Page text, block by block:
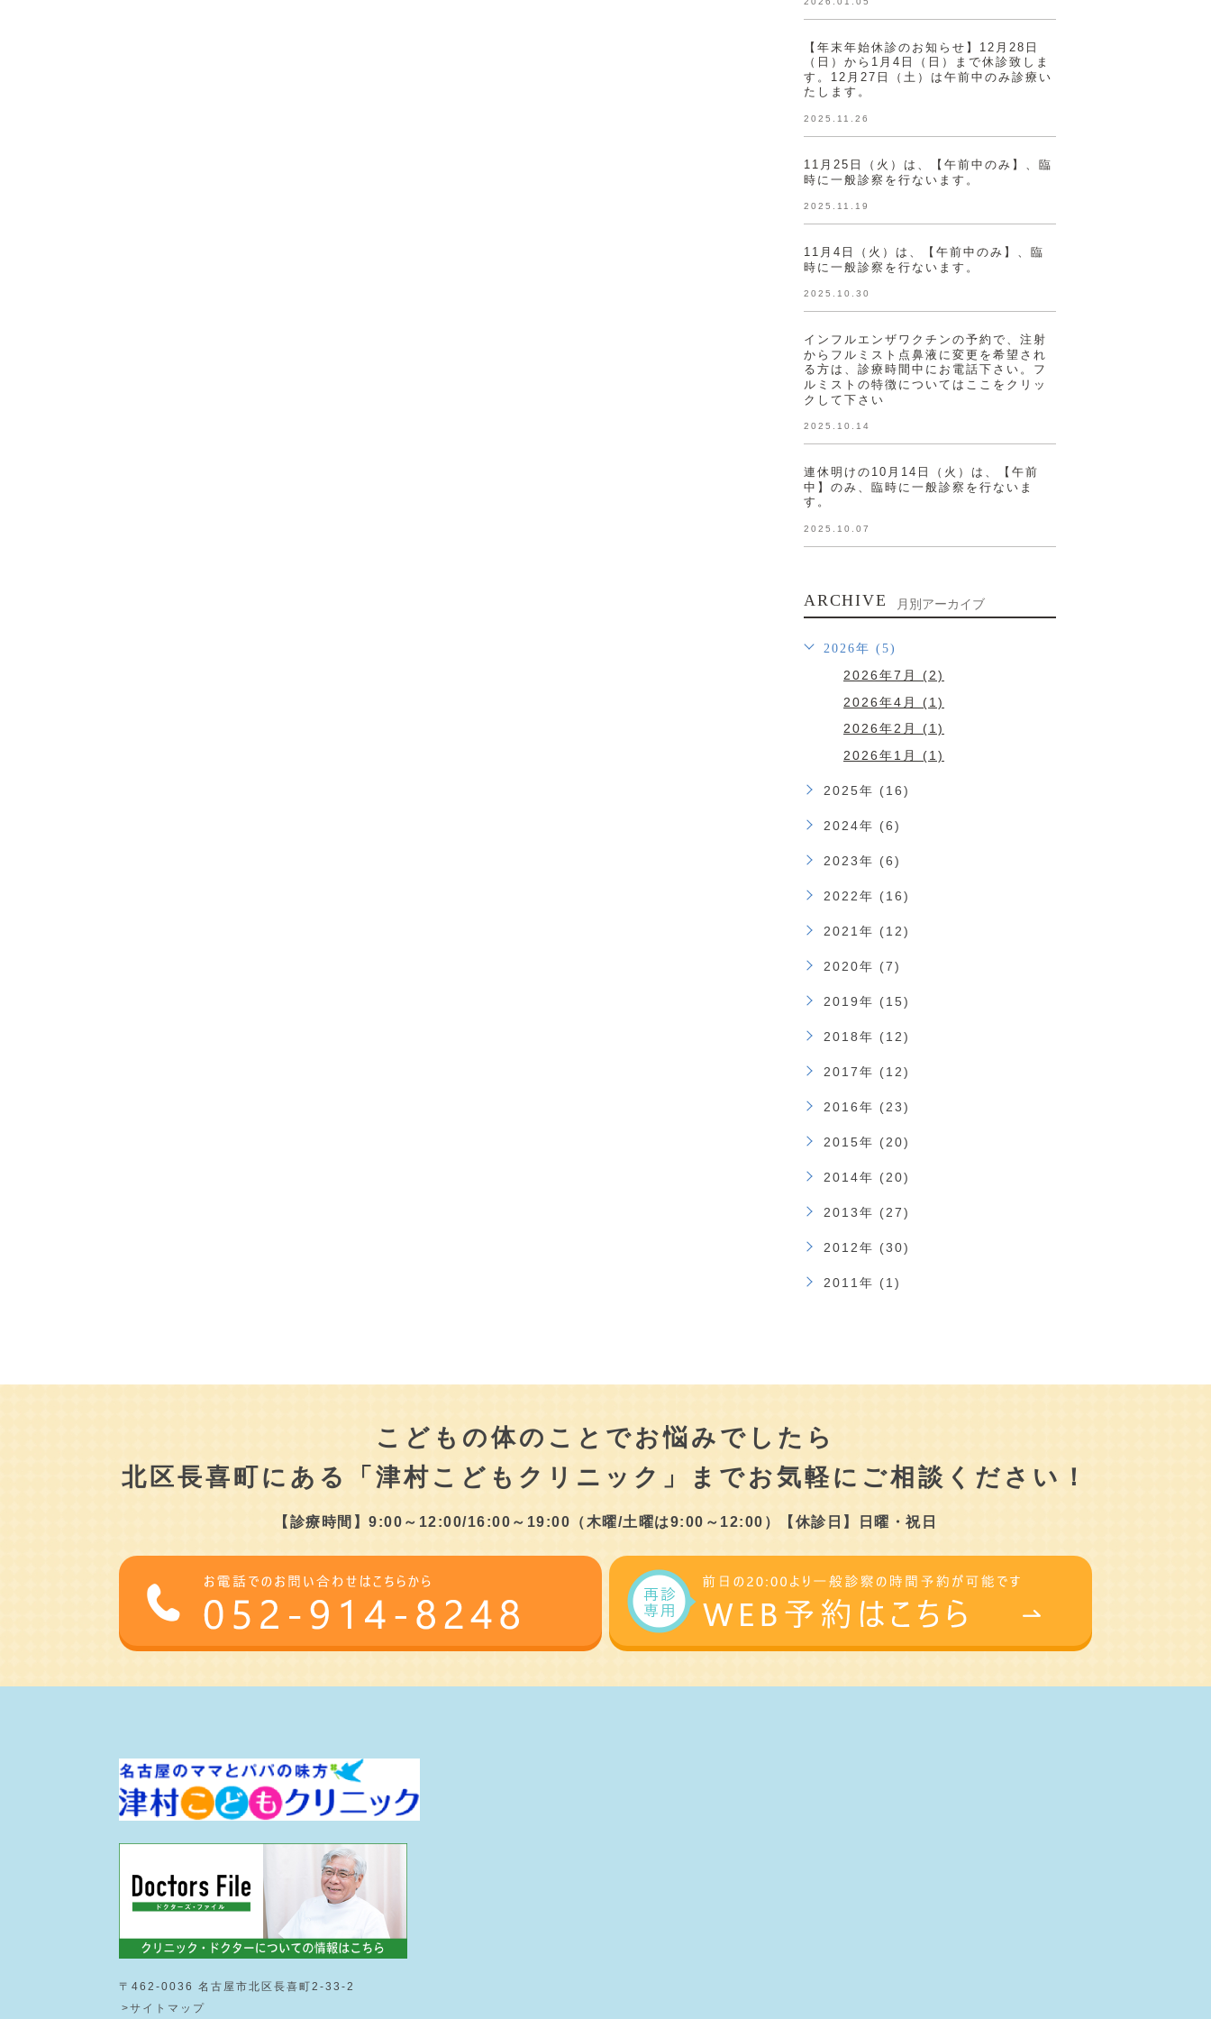
【年末年始休診のお知らせ】12月28日
（日）から1月4日（日）まで休診致しま
す。12月27日（土）は午前中のみ診療い
たします。
2025.11.26
11月25日（火）は、【午前中のみ】、臨
時に一般診察を行ないます。
2025.11.19
11月4日（火）は、【午前中のみ】、臨
時に一般診察を行ないます。
2025.10.30
インフルエンザワクチンの予約で、注射
からフルミスト点鼻液に変更を希望され
る方は、診療時間中にお電話下さい。フ
ルミストの特徴についてはここをクリッ
クして下さい
2025.10.14
連休明けの10月14日（火）は、【午前
中】のみ、臨時に一般診察を行ないま
す。
2025.10.07
ARCHIVE 月別アーカイブ
2026年 (5)
2026年7月 (2)
2026年4月 (1)
2026年2月 (1)
2026年1月 (1)
2025年 (16)
2024年 (6)
2023年 (6)
2022年 (16)
2021年 (12)
2020年 (7)
2019年 (15)
2018年 (12)
2017年 (12)
2016年 (23)
2015年 (20)
2014年 (20)
2013年 (27)
2012年 (30)
2011年 (1)
こどもの体のことでお悩みでしたら
北区長喜町にある
「津村こどもクリニック」までお気軽にご相談ください！
【診療時間】9:00～12:00/16:00～19:00 （木曜/土曜は9:00～12:00） 【休診日】日曜・祝日
〒462-0036 名古屋市北区長喜町2-33-2
>サイトマップ